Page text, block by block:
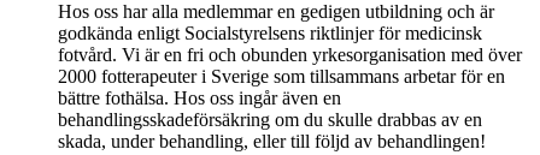
Hos oss har alla medlemmar en gedigen utbildning och är
godkända enligt Socialstyrelsens riktlinjer för medicinsk
fotvård. Vi är en fri och obunden yrkesorganisation med över
2000 fotterapeuter i Sverige som tillsammans arbetar för en
bättre fothälsa. Hos oss ingår även en
behandlingsskadeförsäkring om du skulle drabbas av en
skada, under behandling, eller till följd av behandlingen!